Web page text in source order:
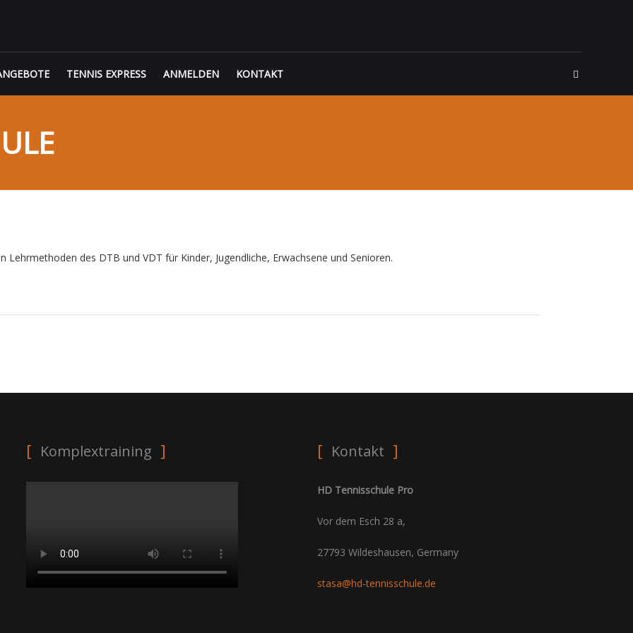
TENNIS EXPRESS ANMELDEN KONTAKT
des DTB und VDT für Kinder, Jugendliche, Erwachsene und Senioren.
Komplextraining Kontakt
HD Tennisschule Pro
Vor dem Esch 28 a,
27793 Wildeshausen, Germany
stasa@hd-tennisschule.de